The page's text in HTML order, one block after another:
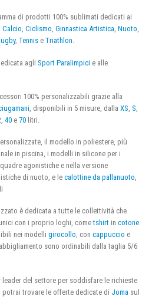
di prodotti 100% sublimati dedicati ai
Calcio, Ciclismo, Ginnastica Artistica, Nuoto,
, Tennis e Triathlon.
agli Sport Paralimpici e alle
100% personalizzabili grazie alla
, disponibili in 5 misure, dalla XS S
40 e 70 litri.
il modello in poliestere, più
in piscina, i modelli in silicone per i
agonistiche e nella versione
di nuoto, e le calottine da pallanuoto,
è dedicata a tutte le collettività che
con i proprio loghi, cometshirt in cotone
nei modelli girocollo, con cappuccio e
sono ordinabili dalla taglia 5/6
leader del settore per soddisfare le richieste
trovare le offerte dedicate di Joma sul